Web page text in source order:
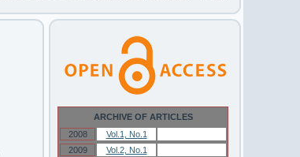
ARCHIVE OF ARTICLES
2008
Vol.1, No.1
2009
Vol.2, No.1